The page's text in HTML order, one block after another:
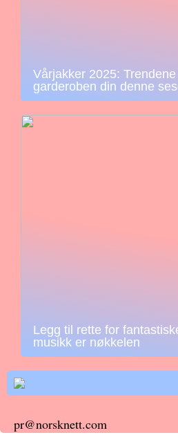
Vårjakker 2025:
garderoben din denne
Legg til rette for
musikk er nøkkelen
pr@norsknett.com